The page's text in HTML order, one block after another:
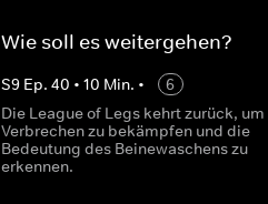
Wie soll es weitergehen?
S9 Ep.40 •10 Min. •
6
Die League of Legs kehrt zurück, um
Verbrechen zu bekämpfen und die
Bedeutung des Beinewaschens zu
erkennen.